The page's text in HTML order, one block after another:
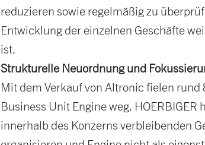
reduzieren sowie regelmäßig zu
Entwicklung der einzelnen Geschäfte
ist.
Strukturelle Neuordnung und
Mit dem Verkauf von Altronic fielen rund
Business Unit Engine weg.
innerhalb des Konzerns verbleibenden